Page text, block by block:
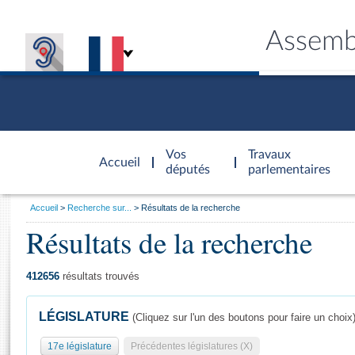
Accueil
d'accueil
Vos
députés
Travaux
parlementaires
Général
Vous
Accueil Recherche sur... Résultats de la recherche
Résultats de la recherche
412656 résultats trouvés
LÉGISLATURE (Cliquez sur l'un des boutons pour faire un choix)
17e législature Précédentes législatures (X)